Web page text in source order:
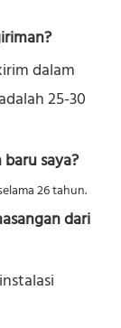
dalam
25-30
saya?
26 tahun.
dari